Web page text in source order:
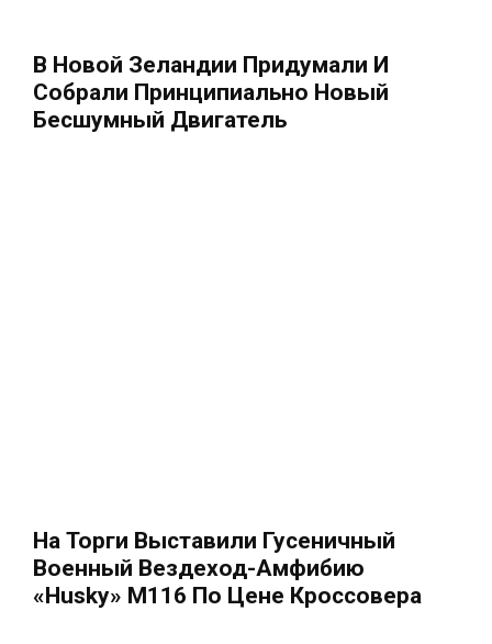
В Новой Зеландии Придумали И
Собрали Принципиально Новый
Бесшумный Двигатель
На Торги Выставили Гусеничный
Военный Вездеход-Амфибию
«Husky» M116 По Цене Кроссовера